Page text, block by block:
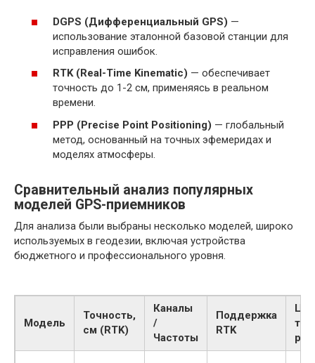
DGPS (Дифференциальный GPS) —
использование эталонной базовой станции для
исправления ошибок.
RTK (Real-Time Kinematic) — обеспечивает
точность до 1-2 см, применяясь в реальном
времени.
PPP (Precise Point Positioning) — глобальный
метод, основанный на точных эфемеридах и
моделях атмосферы.
Сравнительный анализ популярных
моделей GPS-приемников
Для анализа были выбраны несколько моделей, широко
используемых в геодезии, включая устройства
бюджетного и профессионального уровня.
Модель
Точность,
см (RTK)
Каналы
/
Частоты
Поддержка
RTK
руб.